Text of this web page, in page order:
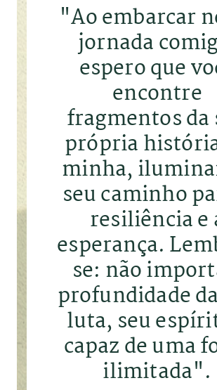
"Ao embarcar
jornada
espero que
encontre
fragmentos da
própria
minha,
seu caminho
resiliência e
esperança.
se: não
profundidade
luta, seu
capaz de uma
ilimitada".